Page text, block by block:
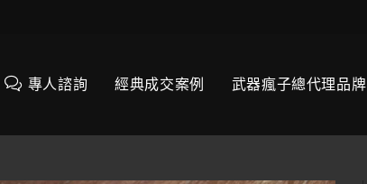
專人諮詢 經典成交案例 武器瘋子總代理品牌